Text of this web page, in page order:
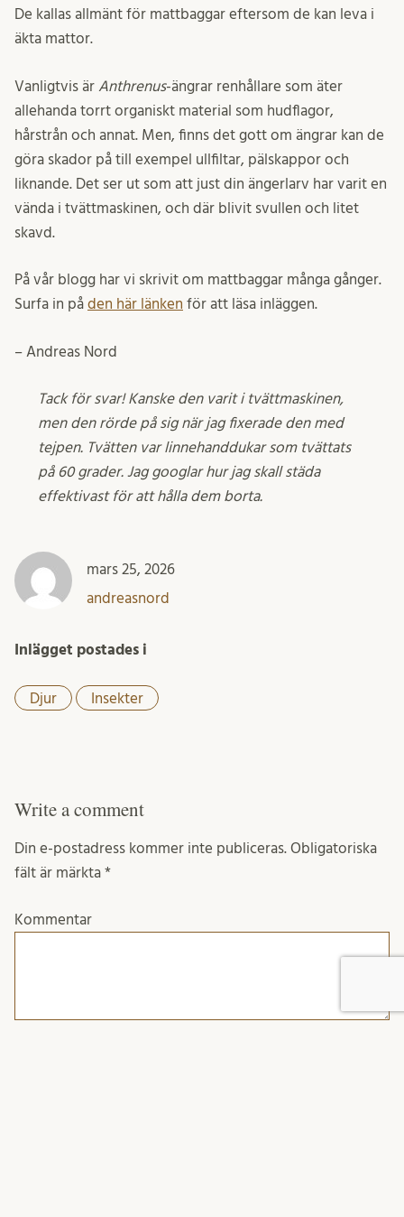
De kallas allmänt för mattbaggar eftersom de kan leva i
äkta mattor.
Vanligtvis är Anthrenus-ängrar renhållare som äter
allehanda torrt organiskt material som hudflagor,
hårstrån och annat. Men, finns det gott om ängrar kan de
göra skador på till exempel ullfiltar, pälskappor och
liknande. Det ser ut som att just din ängerlarv har varit en
vända i tvättmaskinen, och där blivit svullen och litet
skavd.
På vår blogg har vi skrivit om mattbaggar många gånger.
Surfa in på den här länken för att läsa inläggen.
– Andreas Nord
Tack för svar! Kanske den varit i tvättmaskinen,
men den rörde på sig när jag fixerade den med
tejpen. Tvätten var linnehanddukar som tvättats
på 60 grader. Jag googlar hur jag skall städa
effektivast för att hålla dem borta.
mars 25, 2026
andreasnord
Inlägget postades i
Djur Insekter
Write a comment
Din e-postadress kommer inte publiceras. Obligatoriska
fält är märkta *
Kommentar